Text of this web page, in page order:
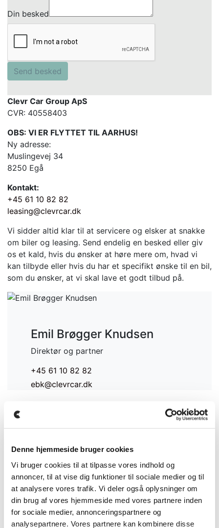
Denne hjemmeside bruger cookies
Vi bruger cookies til at tilpasse vores indhold og
annoncer, til at vise dig funktioner til sociale medier og til
at analysere vores trafik. Vi deler også oplysninger om
din brug af vores hjemmeside med vores partnere inden
for sociale medier, annonceringspartnere og
analysepartnere. Vores partnere kan kombinere disse
Din besked
Send besked
Clevr Car Group ApS
CVR: 40558403
OBS: VI ER FLYTTET TIL AARHUS!
Ny adresse:
Muslingevej 34
8250 Egå
Kontakt:
+45 61 10 82 82
leasing@clevrcar.dk
Vi sidder altid klar til at servicere og elsker at snakke
om biler og leasing. Send endelig en besked eller giv
os et kald, hvis du ønsker at høre mere om, hvad vi
kan tilbyde eller hvis du har et specifikt ønske til en bil,
som du ønsker, at vi skal lave et godt tilbud på.
Emil Brøgger Knudsen
Direktør og partner
+45 61 10 82 82
ebk@clevrcar.dk
Johan Brøgger Knudsen
Salgschef og partner
+45 50 69 82 32
+45 61 10 82 82
Johan@clevrcar.dk